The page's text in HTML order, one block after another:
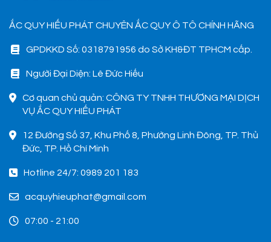
ẮC QUY HIẾU PHÁT CHUYÊN ẮC QUY Ô TÔ CHÍNH HÃNG
GPDKKD Số: 0318791956 do Sở KH&ĐT TPHCM cấp.
Người Đại Diện: Lê Đức Hiếu
Cơ quan chủ quản: CÔNG TY TNHH THƯƠNG MẠI DỊCH
VỤ ẮC QUY HIẾU PHÁT
12 Đường Số 37, Khu Phố 8, Phường Linh Đông, TP. Thủ
Đức, TP. Hồ Chí Minh
Hotline 24/7: 0989 201 183
acquyhieuphat@gmail.com
07:00 - 21:00